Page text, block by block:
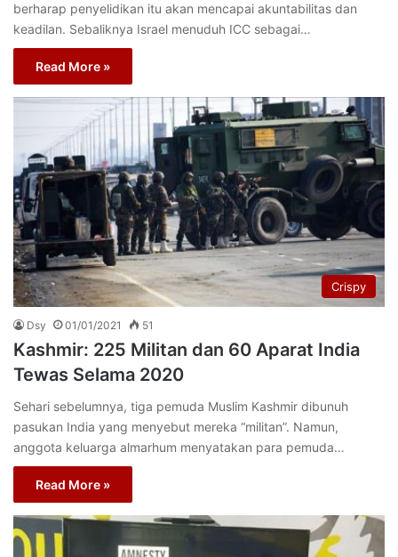
berharap penyelidikan itu akan mencapai akuntabilitas dan
keadilan. Sebaliknya Israel menuduh ICC sebagai…
Read More »
Crispy
Dsy 01/01/2021 51
Kashmir: 225 Militan dan 60 Aparat India
Tewas Selama 2020
Sehari sebelumnya, tiga pemuda Muslim Kashmir dibunuh
pasukan India yang menyebut mereka “militan”. Namun,
anggota keluarga almarhum menyatakan para pemuda…
Read More »